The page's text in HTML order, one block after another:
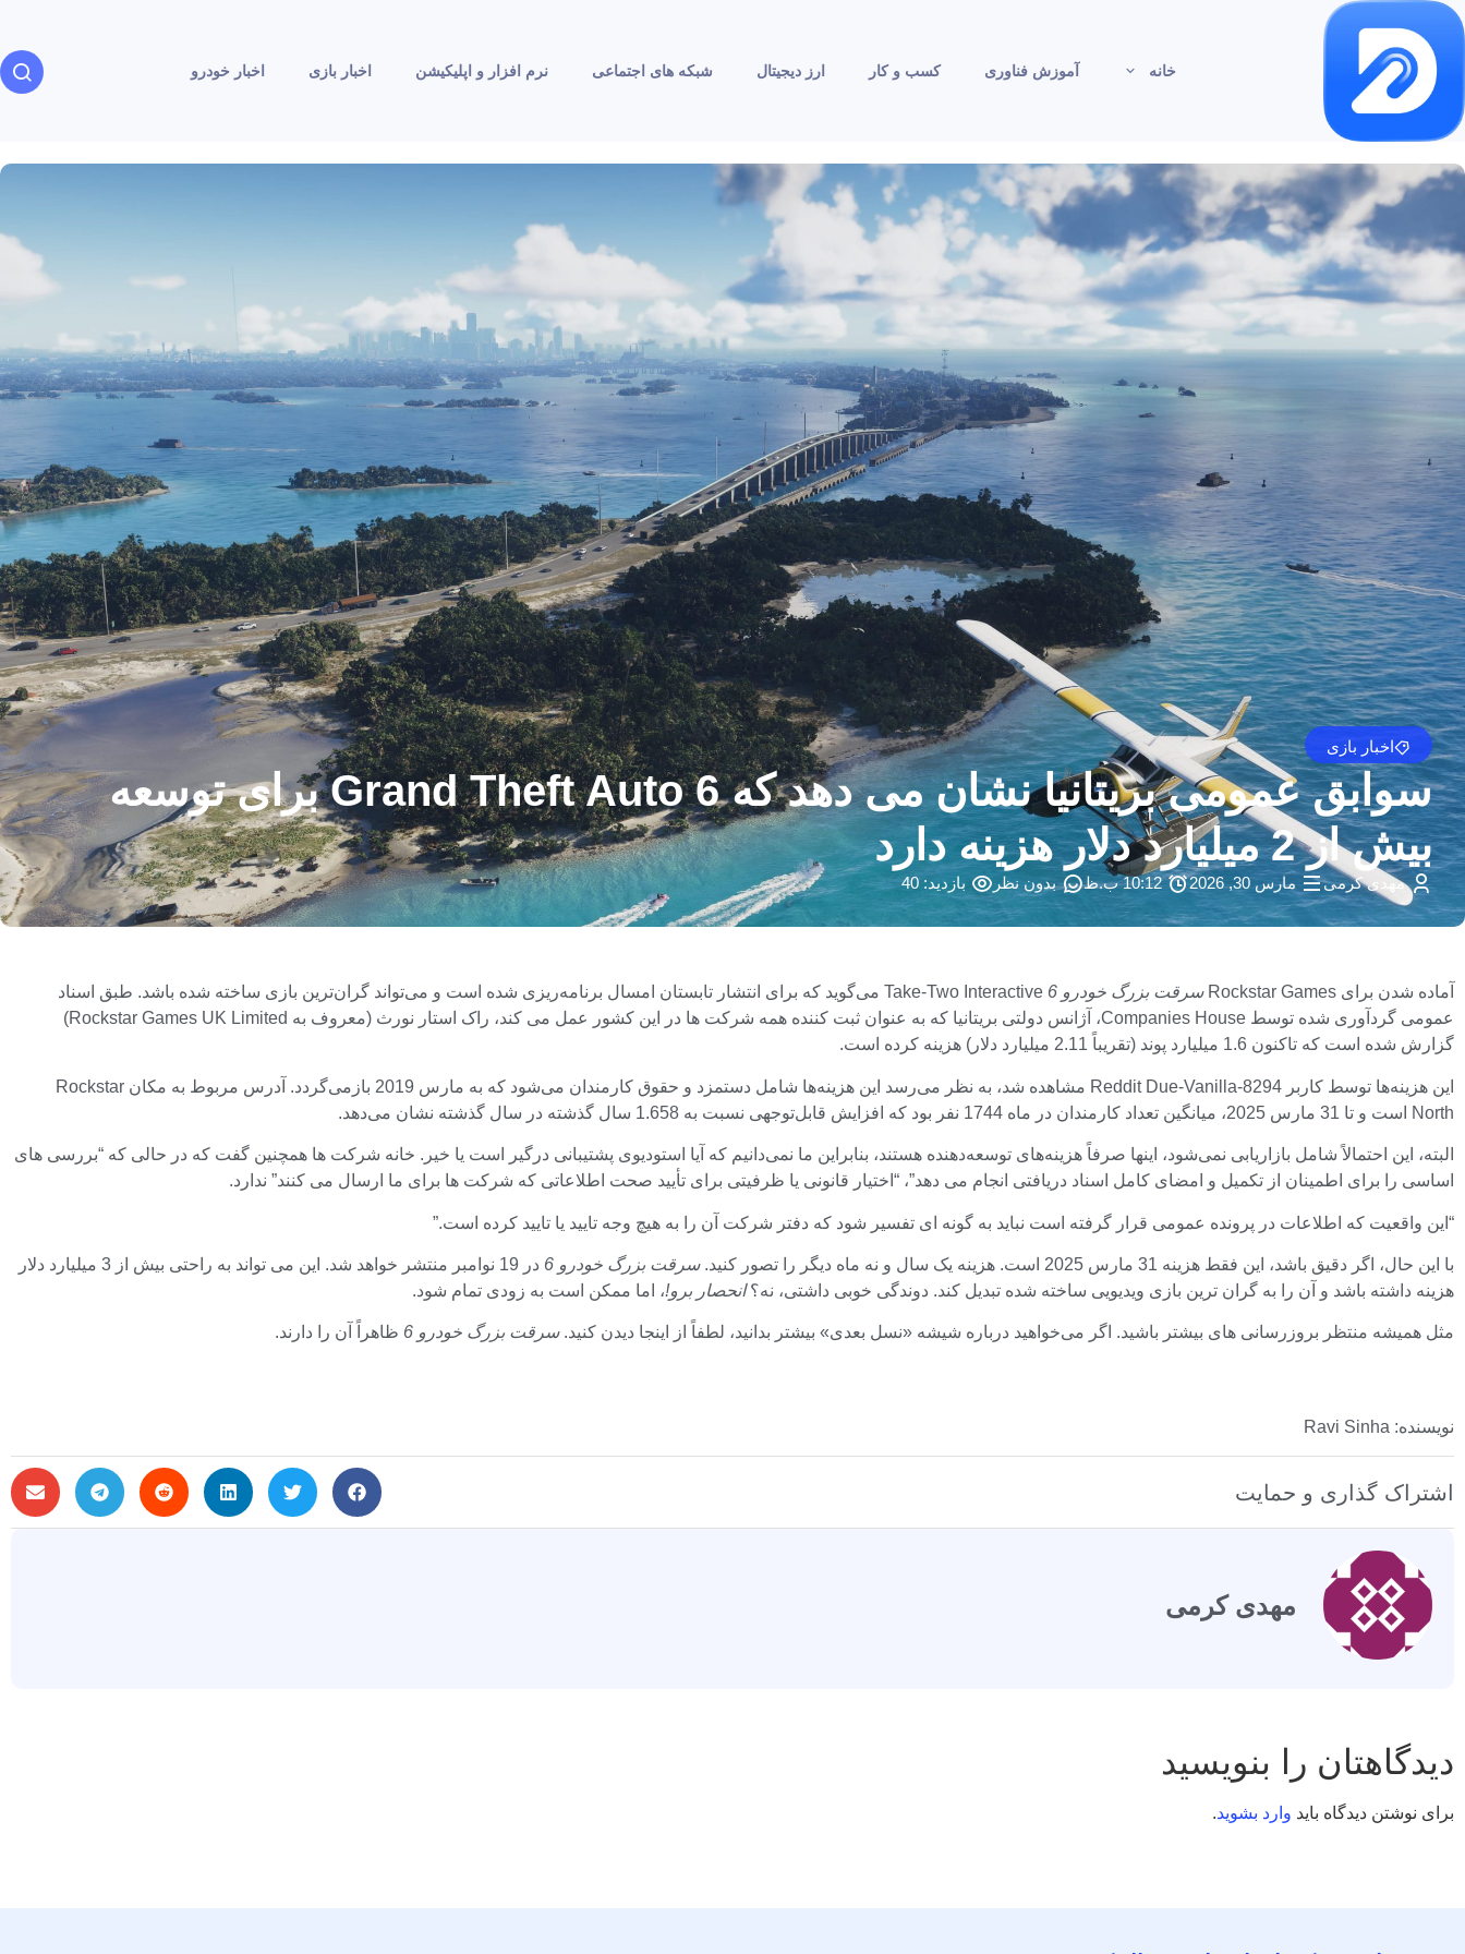
خانه آموزش فناوری کسب و کار ارز دیجیتال شبکه های اجتماعی نرم افزار و اپلیکیشن اخبار بازی اخبار خودرو
اخبار بازی
سوابق عمومی بریتانیا نشان می دهد که Grand Theft Auto 6 برای توسعه
بیش از 2 میلیارد دلار هزینه دارد
مهدی کرمی مارس 30, 2026 10:12 ب.ظ بدون نظر بازدید: 40
آماده شدن برای Rockstar Games سرقت بزرگ خودرو 6
Take-Two Interactive می‌گوید که برای انتشار تابستان امسال برنامه‌ریزی شده است و می‌تواند گران‌ترین بازی ساخته شده باشد. طبق اسناد
عمومی گردآوری شده توسط Companies House، آژانس دولتی بریتانیا که به عنوان ثبت کننده همه شرکت ها در این کشور عمل می کند، راک استار نورث (معروف به Rockstar Games UK Limited)
گزارش شده است که تاکنون 1.6 میلیارد پوند (تقریباً 2.11 میلیارد دلار) هزینه کرده است.
این هزینه‌ها توسط کاربر Reddit Due-Vanilla-8294 مشاهده شد، به نظر می‌رسد این هزینه‌ها شامل دستمزد و حقوق کارمندان می‌شود که به مارس 2019 بازمی‌گردد. آدرس مربوط به مکان Rockstar
North است و تا 31 مارس 2025، میانگین تعداد کارمندان در ماه 1744 نفر بود که افزایش قابل‌توجهی نسبت به 1.658 سال گذشته در سال گذشته نشان می‌دهد.
البته، این احتمالاً شامل بازاریابی نمی‌شود، اینها صرفاً هزینه‌های توسعه‌دهنده هستند، بنابراین ما نمی‌دانیم که آیا استودیوی پشتیبانی درگیر است یا خیر. خانه شرکت ها همچنین گفت که در حالی که “بررسی های
اساسی را برای اطمینان از تکمیل و امضای کامل اسناد دریافتی انجام می دهد”، “اختیار قانونی یا ظرفیتی برای تأیید صحت اطلاعاتی که شرکت ها برای ما ارسال می کنند” ندارد.
“این واقعیت که اطلاعات در پرونده عمومی قرار گرفته است نباید به گونه ای تفسیر شود که دفتر شرکت آن را به هیچ وجه تایید یا تایید کرده است.”
با این حال، اگر دقیق باشد، این فقط هزینه 31 مارس 2025 است. هزینه یک سال و نه ماه دیگر را تصور کنید. سرقت بزرگ خودرو 6
در 19 نوامبر منتشر خواهد شد. این می تواند به راحتی بیش از 3 میلیارد دلار
هزینه داشته باشد و آن را به گران ترین بازی ویدیویی ساخته شده تبدیل کند. دوندگی خوبی داشتی، نه؟انحصار برو!، اما ممکن است به زودی تمام شود.
مثل همیشه منتظر بروزرسانی های بیشتر باشید. اگر می‌خواهید درباره شیشه «نسل بعدی» بیشتر بدانید، لطفاً از اینجا دیدن کنید.سرقت بزرگ خودرو 6 ظاهراً آن را دارند.
نویسنده: Ravi Sinha
اشتراک گذاری و حمایت
مهدی کرمی
دیدگاهتان را بنویسید
برای نوشتن دیدگاه باید وارد بشوید.